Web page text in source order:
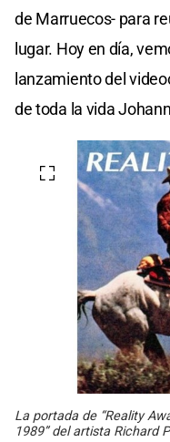
de Marruecos- para
lugar. Hoy en día,
lanzamiento del
de toda la vida
La portada de “Reality
1989” del artista Richard